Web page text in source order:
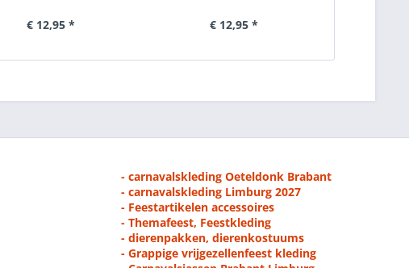
€ 12,95 * € 12,95 *
- carnavalskleding Oeteldonk Brabant
- carnavalskleding Limburg 2027
- Feestartikelen accessoires
- Themafeest, Feestkleding
- dierenpakken, dierenkostuums
- Grappige vrijgezellenfeest kleding